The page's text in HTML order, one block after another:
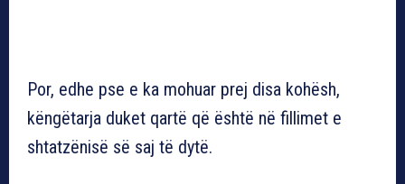
Por, edhe pse e ka mohuar prej disa kohësh,
këngëtarja duket qartë që është në fillimet e
shtatzënisë së saj të dytë.